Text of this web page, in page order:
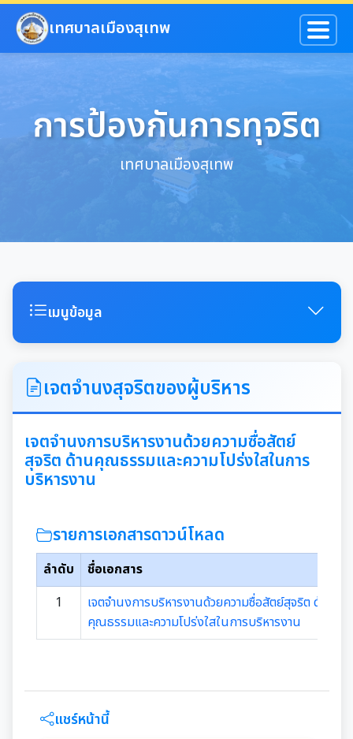
ข้ามไปยังเนื้อหาหลัก
เทศบาลเมืองสุเทพ
การป้องกันการทุจริต
เทศบาลเมืองสุเทพ
เมนูข้อมูล
คำแถลงนโยบายนายกเทศมนตรีเมืองสุเทพ
ข้อมูลทั่วไปเกี่ยวกับเทศบาล
อำนาจหน้าที่ของเทศบาล
แผนการดำเนินงาน
แผนดำเนินงานประจำปี
รายงานการกำกับติดตามการดำเนินงานประจำปีรอบ 6
รายงานการติดตามและประเมินผลแผนพัฒนาท้องถิ่น
มุม KM การจัดการความรู้
เจตจำนงสุจริตของผู้บริหาร
เจตจำนงการบริหารงานด้วยความซื่อสัตย์
สุจริต ด้านคุณธรรมและความโปร่งใสในการ
บริหารงาน
รายการเอกสารดาวน์โหลด
ลำดับ
ชื่อเอกสาร
1
เจตจำนงการบริหารงานด้วยความซื่อสัตย์สุจริต ด้าน
คุณธรรมและความโปร่งใสในการบริหารงาน
แชร์หน้านี้